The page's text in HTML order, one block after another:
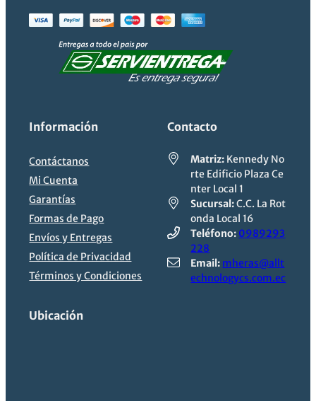
Impresión inalámbrica
Desde smartphones y tabletas2.
Información
Contáctanos
Mi Cuenta
Garantías
Formas de Pago
Envíos y Entregas
Política de Privacidad
Términos y Condiciones
Contacto
Matriz: Kennedy No
rte Edificio Plaza Ce
nter Local 1
Sucursal:C.C. La Rot
onda Local 16
Teléfono: 0989293
228
Email: mheras@allt
echnologycs.com.ec
Ubicación